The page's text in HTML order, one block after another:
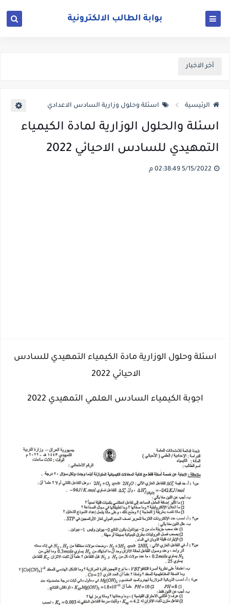
أخر الاخبار
الرئيسية اسئلة وحلول وزارية السادس الاعدادي
اسئلة والحلول الوزارية لمادة الكيمياء
التمهيدي للسادس الاحيائي 2022
اسئلة وحلول الوزارية مادة الكيمياء التمهيدي للسادس
الاحيائي 2022
اجوبة الكيمياء السادس العلمي التمهيدي 2022